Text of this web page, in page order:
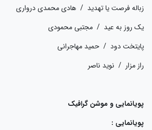
زباله فرصت یا تهدید / هادی محمدی درواری
یک روز به عید / مجتبی محمودی
پایتخت دود / حمید مهاجرانی
راز مزار / نوید ناصر
پویانمایی و موشن گرافیک
پویانمایی :